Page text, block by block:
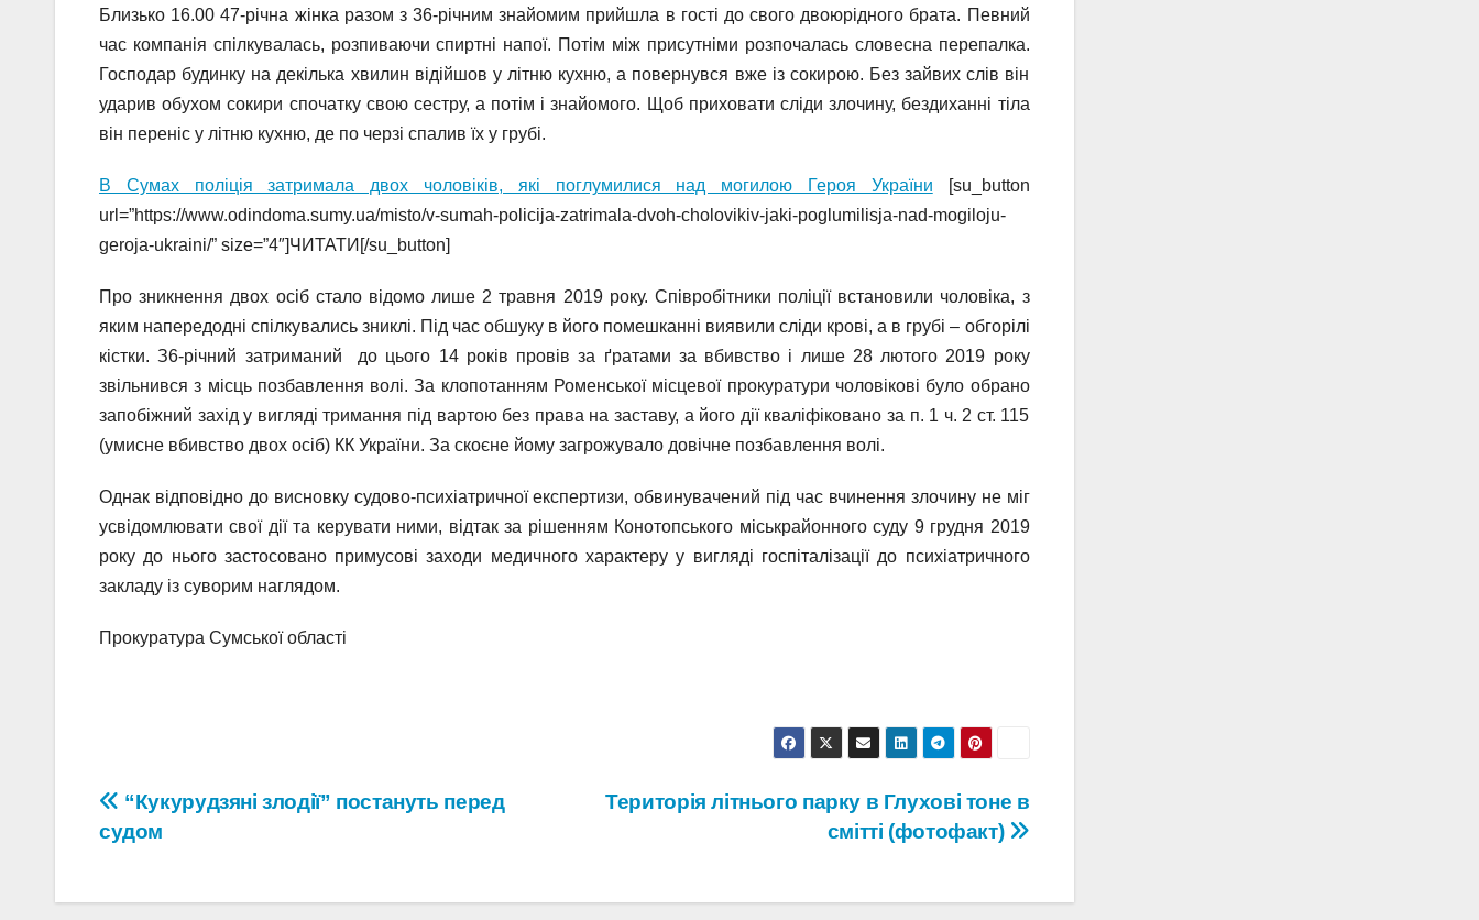
Близько 16.00 47-річна жінка разом з 36-річним знайомим прийшла в гості до свого двоюрідного брата. Певний
час компанія спілкувалась, розпиваючи спиртні напої. Потім між присутніми розпочалась словесна перепалка.
Господар будинку на декілька хвилин відійшов у літню кухню, а повернувся вже із сокирою. Без зайвих слів він
ударив обухом сокири спочатку свою сестру, а потім і знайомого. Щоб приховати сліди злочину, бездиханні тіла
він переніс у літню кухню, де по черзі спалив їх у грубі.
В Сумах поліція затримала двох чоловіків, які поглумилися над могилою Героя України [su_button
url=”https://www.odindoma.sumy.ua/misto/v-sumah-policija-zatrimala-dvoh-cholovikiv-jaki-poglumilisja-nad-mogiloju-
geroja-ukraini/” size=”4″]ЧИТАТИ[/su_button]
Про зникнення двох осіб стало відомо лише 2 травня 2019 року. Співробітники поліції встановили чоловіка, з
яким напередодні спілкувались зниклі. Під час обшуку в його помешканні виявили сліди крові, а в грубі – обгорілі
кістки. З6-річний затриманий до цього 14 років провів за ґратами за вбивство і лише 28 лютого 2019 року
звільнився з місць позбавлення волі. За клопотанням Роменської місцевої прокуратури чоловікові було обрано
запобіжний захід у вигляді тримання під вартою без права на заставу, а його дії кваліфіковано за п. 1 ч. 2 ст. 115
(умисне вбивство двох осіб) КК України. За скоєне йому загрожувало довічне позбавлення волі.
Однак відповідно до висновку судово-психіатричної експертизи, обвинувачений під час вчинення злочину не міг
усвідомлювати свої дії та керувати ними, відтак за рішенням Конотопського міськрайонного суду 9 грудня 2019
року до нього застосовано примусові заходи медичного характеру у вигляді госпіталізації до психіатричного
закладу із суворим наглядом.
Прокуратура Сумської області
Навігація
записів
Територія літнього парку в Глухові тоне в
смітті (фотофакт)
“Кукурудзяні злодії” постануть перед
судом